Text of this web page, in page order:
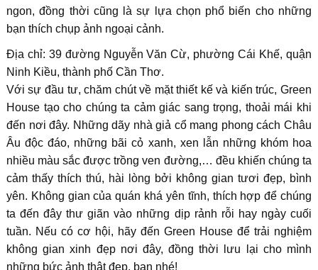
ngon, đồng thời cũng là sự lựa chọn phổ biến cho những
bạn thích chụp ảnh ngoại cảnh.
Địa chỉ: 39 đường Nguyễn Văn Cừ, phường Cái Khế, quận
Ninh Kiều, thành phố Cần Thơ.
Với sự đầu tư, chăm chút về mặt thiết kế và kiến trúc, Green
House tạo cho chúng ta cảm giác sang trọng, thoải mái khi
đến nơi đây. Những dãy nhà giả cổ mang phong cách Châu
Âu độc đáo, những bãi cỏ xanh, xen lẫn những khóm hoa
nhiều màu sắc được trồng ven đường,… đều khiến chúng ta
cảm thấy thích thú, hài lòng bởi không gian tươi đẹp, bình
yên. Không gian của quán khá yên tĩnh, thích hợp để chúng
ta đến đây thư giãn vào những dịp rảnh rỗi hay ngày cuối
tuần. Nếu có cơ hội, hãy đến Green House để trải nghiệm
không gian xinh đẹp nơi đây, đồng thời lưu lại cho mình
những bức ảnh thật đẹp, bạn nhé!